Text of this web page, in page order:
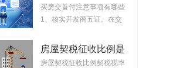
有哪些？买房交完首
付款后接下来的流程
买房交首付注意事项有哪些
1、核实开发商五证。在交
房屋契税征收比例是
什么？ 2022房产契
房屋契税征收比例契税税率